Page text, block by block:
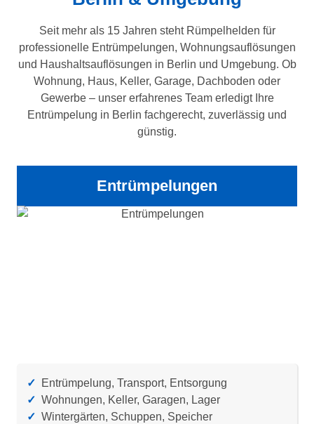
Seit mehr als 15 Jahren steht Rümpelhelden für
professionelle Entrümpelungen, Wohnungsauflösungen
und Haushaltsauflösungen in Berlin und Umgebung. Ob
Wohnung, Haus, Keller, Garage, Dachboden oder
Gewerbe – unser erfahrenes Team erledigt Ihre
Entrümpelung in Berlin fachgerecht, zuverlässig und
günstig.
Entrümpelungen
✓
Entrümpelung, Transport, Entsorgung
✓ Wohnungen, Keller, Garagen, Lager
✓ Wintergärten, Schuppen, Speicher